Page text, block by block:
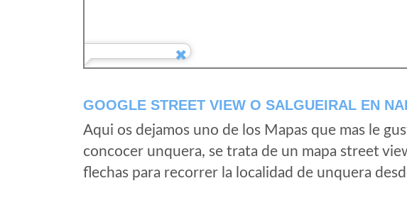
GOOGLE STREET VIEW O SALGUEIRAL EN
Aqui os dejamos uno de los Mapas que mas le
concocer unquera, se trata de un mapa street
flechas para recorrer la localidad de unquera